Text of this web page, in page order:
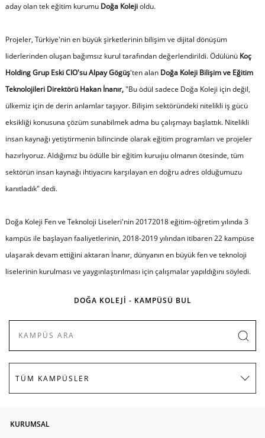
aday olan tek eğitim kurumuDoğa Kolejioldu.
Projeler, Türkiye'nin en büyük şirketlerinin bilişim ve dijital dönüşüm
liderlerinden oluşan bağımsız kurul tarafından değerlendirildi. Ödülünü Koç
Holding Grup Eski CIO'su Alpay Gögüş'ten alan Doğa Koleji Bilişim ve Eğitim
Teknolojileri Direktörü Hakan İnanır,"Bu ödül sadece Doğa Koleji için değil,
ülkemiz için de derin anlamlar taşıyor. Bilişim sektöründeki nitelikli iş gücü
eksikliği konusuna çözüm sunabilmek adma bu çalışmayı başlattık. Nitelikli
insan kaynağı yetiştirmenin bilincinde olarak eğitim programları ve projeler
hazırlıyoruz. Aldığımız bu ödülle bir eğitim kuruıjıu olmanın ötesinde, tüm
sektörün insan kaynağı ihtiyacını karşılayan en doğru adres olduğumuzu
kanıtladık" dedi.
Doğa Koleji Fen ve Teknoloji Liseleri'nin 20172018 eğitim-öğretim yılında 3
kampüs ile başlayan faaliyetlerinin, 2018-2019 yılından itibaren 22 kampüse
ulaşarak devam ettiğini aktaran İnanır, dünyanın en büyük fen ve teknoloji
liselerinin kurulması ve yaygınlaştırılması için çalışmalar yapıldığını söyledi.
DOĞA KOLEJİ - KAMPÜSÜ BUL
KURUMSAL